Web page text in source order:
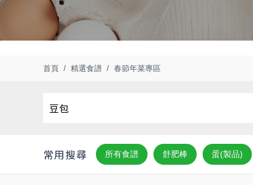
首頁 精選食譜 春節年菜專區
常用搜尋 所有食譜 舒肥棒 蛋(製品)